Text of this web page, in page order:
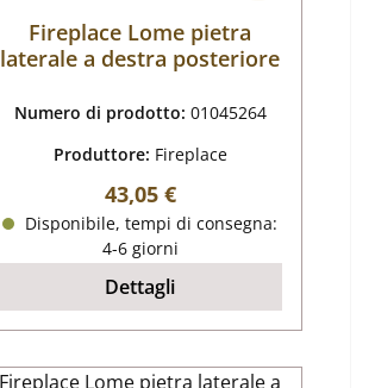
Fireplace Lome pietra
laterale a destra posteriore
Numero di prodotto: 01045264
Produttore: Fireplace
Prezzo normale:
43,05 €
Disponibile, tempi di consegna:
4-6 giorni
Dettagli